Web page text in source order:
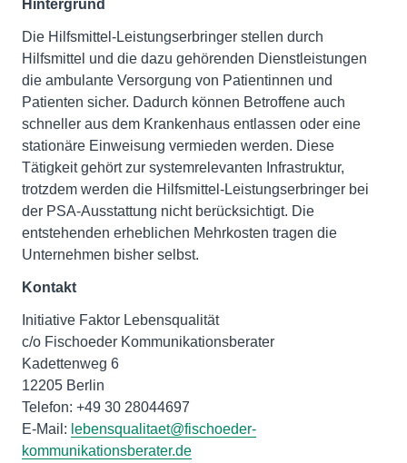
Hintergrund
Die Hilfsmittel-Leistungserbringer stellen durch
Hilfsmittel und die dazu gehörenden Dienstleistungen
die ambulante Versorgung von Patientinnen und
Patienten sicher. Dadurch können Betroffene auch
schneller aus dem Krankenhaus entlassen oder eine
stationäre Einweisung vermieden werden. Diese
Tätigkeit gehört zur systemrelevanten Infrastruktur,
trotzdem werden die Hilfsmittel-Leistungserbringer bei
der PSA-Ausstattung nicht berücksichtigt. Die
entstehenden erheblichen Mehrkosten tragen die
Unternehmen bisher selbst.
Kontakt
Initiative Faktor Lebensqualität
c/o Fischoeder Kommunikationsberater
Kadettenweg 6
12205 Berlin
Telefon: +49 30 28044697
E-Mail: lebensqualitaet@fischoeder-
kommunikationsberater.de